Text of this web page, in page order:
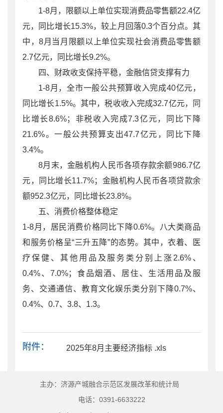
1-8月，限额以上单位实现消费品零售额22.4亿
元，同比增长15.3%，较上月回落0.3个百分点。其
中，8月当月限额以上单位实现社会消费品零售额
2.7亿元，同比增长9.2%。
四、财政收支保持平稳，金融信贷支撑有力
1-8月，全市一般公共预算收入完成40亿元，
同比增长1.5%。其中，税收收入完成32.7亿元，同
比增长8.6%；非税收入完成7.3亿元，同比下降
21.6%。一般公共预算支出47.7亿元，同比下降
3.4%。
8月末，金融机构人民币各项存款余额986.7亿
元，同比增长11.7%；金融机构人民币各项贷款余
额952.3亿元，同比增长23.8%。
五、消费价格整体稳定
1-8月，居民消费价格同比下降0.6%。八大类商品
和服务价格呈“三升五降”的态势。其中，衣着、医
疗保健、其他用品及服务类分别上涨2.6%、
0.4%、7.0%；食品烟酒、居住、生活用品及服
务、交通通信、教育文化娱乐类分别下降0.7%、
0.4%、0.7、3.8、1.3。
附件： 2025年8月主要经济指标 .xls
主办：济源产城融合示范区发展改革和统计局
电话：0391-6633222